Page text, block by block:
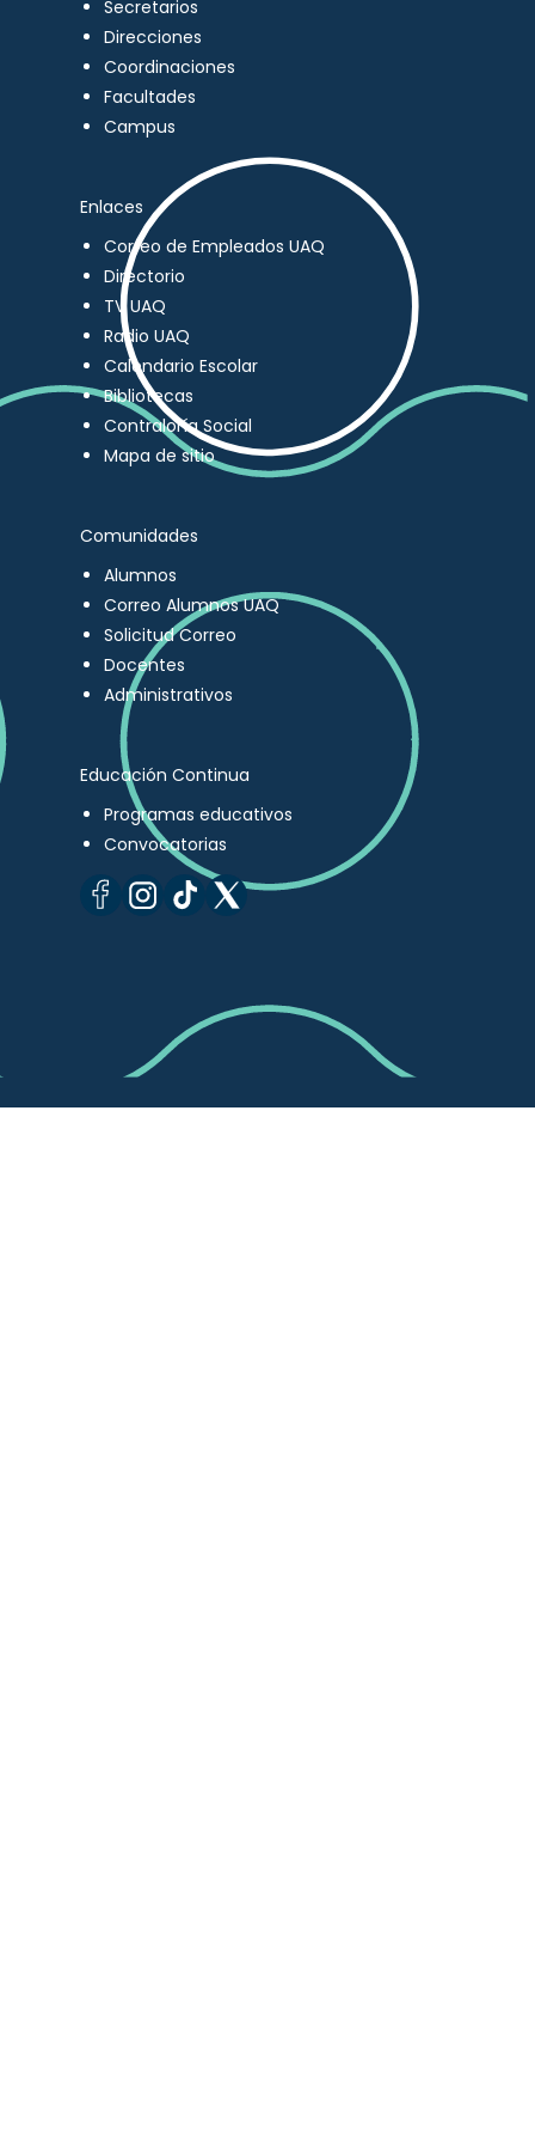
Secretarios
Direcciones
Coordinaciones
Facultades
Campus
Enlaces
Correo de Empleados UAQ
Directorio
TV UAQ
Radio UAQ
Calendario Escolar
Bibliotecas
Contraloría Social
Mapa de sitio
Comunidades
Alumnos
Correo Alumnos UAQ
Solicitud Correo
Docentes
Administrativos
Educación Continua
Programas educativos
Convocatorias